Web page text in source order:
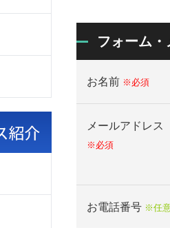
フォーム
お名前 ※必須
メールアドレス
※必須
お電話番号 ※任